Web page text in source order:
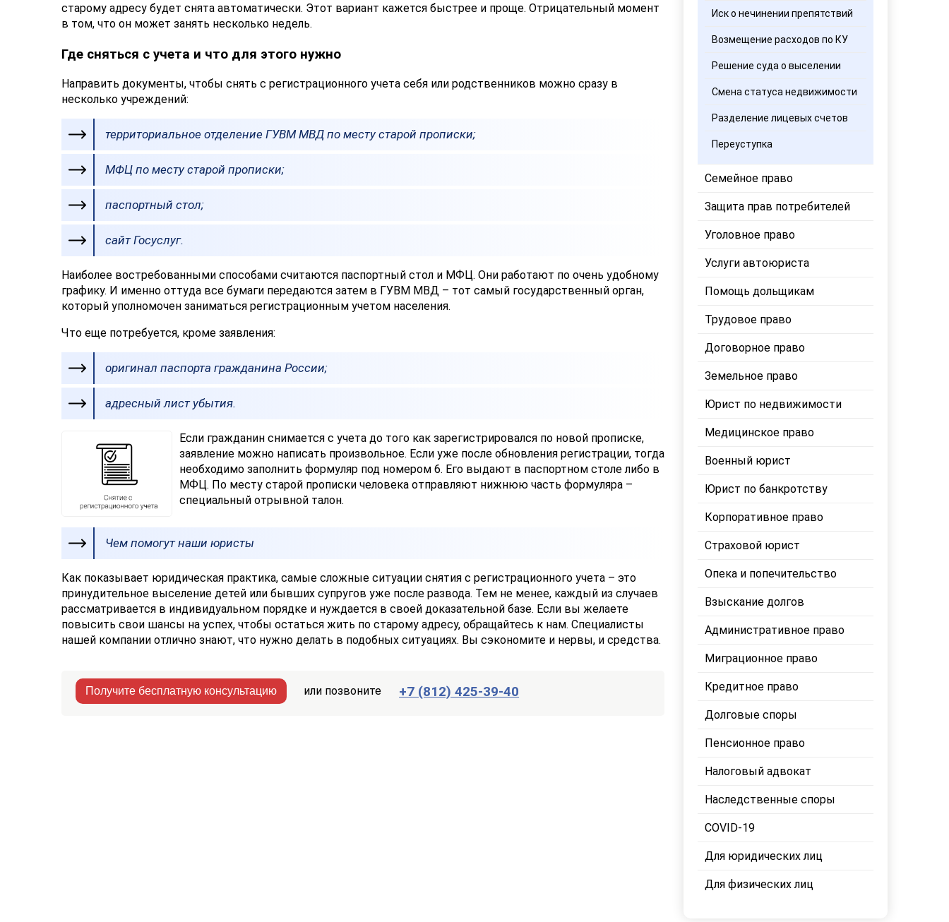
старому адресу будет снята автоматически. Этот вариант кажется быстрее и проще. Отрицательный момент
в том, что он может занять несколько недель.
Где сняться с учета и что для этого нужно
Направить документы, чтобы снять с регистрационного учета себя или родственников можно сразу в
несколько учреждений:
территориальное отделение ГУВМ МВД по месту старой прописки;
МФЦ по месту старой прописки;
паспортный стол;
сайт Госуслуг.
Наиболее востребованными способами считаются паспортный стол и МФЦ. Они работают по очень удобному
графику. И именно оттуда все бумаги передаются затем в ГУВМ МВД – тот самый государственный орган,
который уполномочен заниматься регистрационным учетом населения.
Что еще потребуется, кроме заявления:
оригинал паспорта гражданина России;
адресный лист убытия.
Если гражданин снимается с учета до того как зарегистрировался по новой прописке,
заявление можно написать произвольное. Если уже после обновления регистрации, тогда
необходимо заполнить формуляр под номером 6. Его выдают в паспортном столе либо в
МФЦ. По месту старой прописки человека отправляют нижнюю часть формуляра –
специальный отрывной талон.
Чем помогут наши юристы
Как показывает юридическая практика, самые сложные ситуации снятия с регистрационного учета – это
принудительное выселение детей или бывших супругов уже после развода. Тем не менее, каждый из случаев
рассматривается в индивидуальном порядке и нуждается в своей доказательной базе. Если вы желаете
повысить свои шансы на успех, чтобы остаться жить по старому адресу, обращайтесь к нам. Специалисты
нашей компании отлично знают, что нужно делать в подобных ситуациях. Вы сэкономите и нервы, и средства.
Получите бесплатную консультацию или позвоните +7 (812) 425-39-40
Иск о нечинении препятствий
Возмещение расходов по КУ
Решение суда о выселении
Смена статуса недвижимости
Разделение лицевых счетов
Переуступка
Семейное право
Защита прав потребителей
Уголовное право
Услуги автоюриста
Помощь дольщикам
Трудовое право
Договорное право
Земельное право
Юрист по недвижимости
Медицинское право
Военный юрист
Юрист по банкротству
Корпоративное право
Страховой юрист
Опека и попечительство
Взыскание долгов
Административное право
Миграционное право
Кредитное право
Долговые споры
Пенсионное право
Налоговый адвокат
Наследственные споры
COVID-19
Для юридических лиц
Для физических лиц